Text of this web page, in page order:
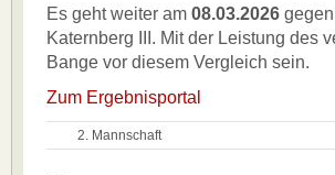
Es geht weiter am 08.03.2026
Katernberg III. Mit der Leistung des
Bange vor diesem Vergleich sein.
Zum Ergebnisportal
2. Mannschaft